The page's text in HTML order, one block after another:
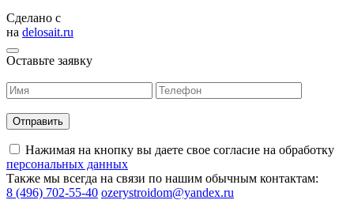
Сделано с
на delosait.ru
Оставьте заявку
Нажимая на кнопку вы даете свое согласие на обработку
персональных данных
Также мы всегда на связи по нашим обычным контактам:
8 (496) 702-55-40 ozerystroidom@yandex.ru